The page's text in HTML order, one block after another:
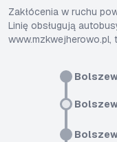
Zakłócenia w ruchu
Linię obsługują
www.mzkwejherowo.pl,